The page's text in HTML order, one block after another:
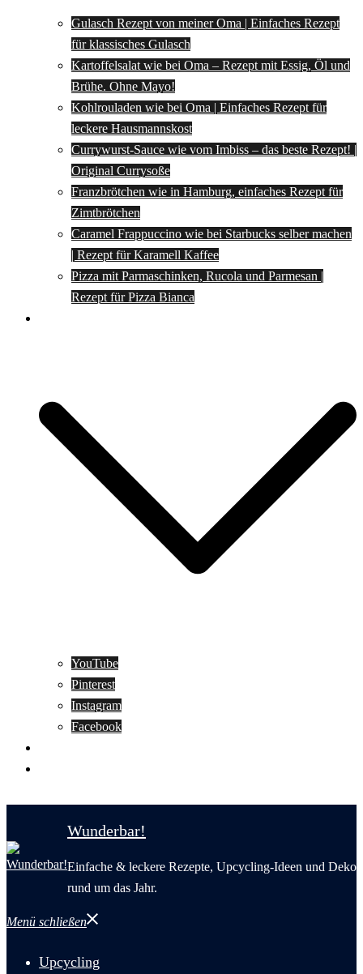
Gulasch Rezept von meiner Oma | Einfaches Rezept
für klassisches Gulasch
Kartoffelsalat wie bei Oma – Rezept mit Essig, Öl und
Brühe. Ohne Mayo!
Kohlrouladen wie bei Oma | Einfaches Rezept für
leckere Hausmannskost
Currywurst-Sauce wie vom Imbiss – das beste Rezept! |
Original Currysoße
Franzbrötchen wie in Hamburg, einfaches Rezept für
Zimtbrötchen
Caramel Frappuccino wie bei Starbucks selber machen
| Rezept für Karamell Kaffee
Pizza mit Parmaschinken, Rucola und Parmesan |
Rezept für Pizza Bianca
YouTube
Pinterest
Instagram
Facebook
Wunderbar!
Einfache & leckere Rezepte, Upcycling-Ideen und Deko
rund um das Jahr.
Menü schließen
Upcycling